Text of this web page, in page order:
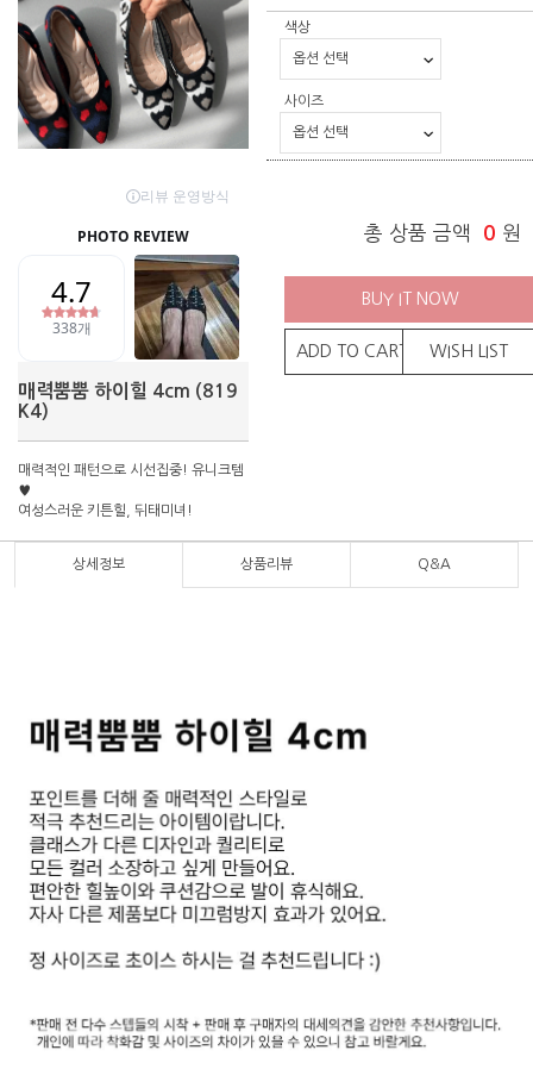
매력뿜뿜 하이힐 4cm (819
K4)
매력적인 패턴으로 시선집중! 유니크템
♥
여성스러운 키튼힐, 뒤태미녀!
색상
사이즈
총 상품 금액 0 원
BUY IT NOW
ADD TO CART WISH LIST
상세정보 상품리뷰 Q&A